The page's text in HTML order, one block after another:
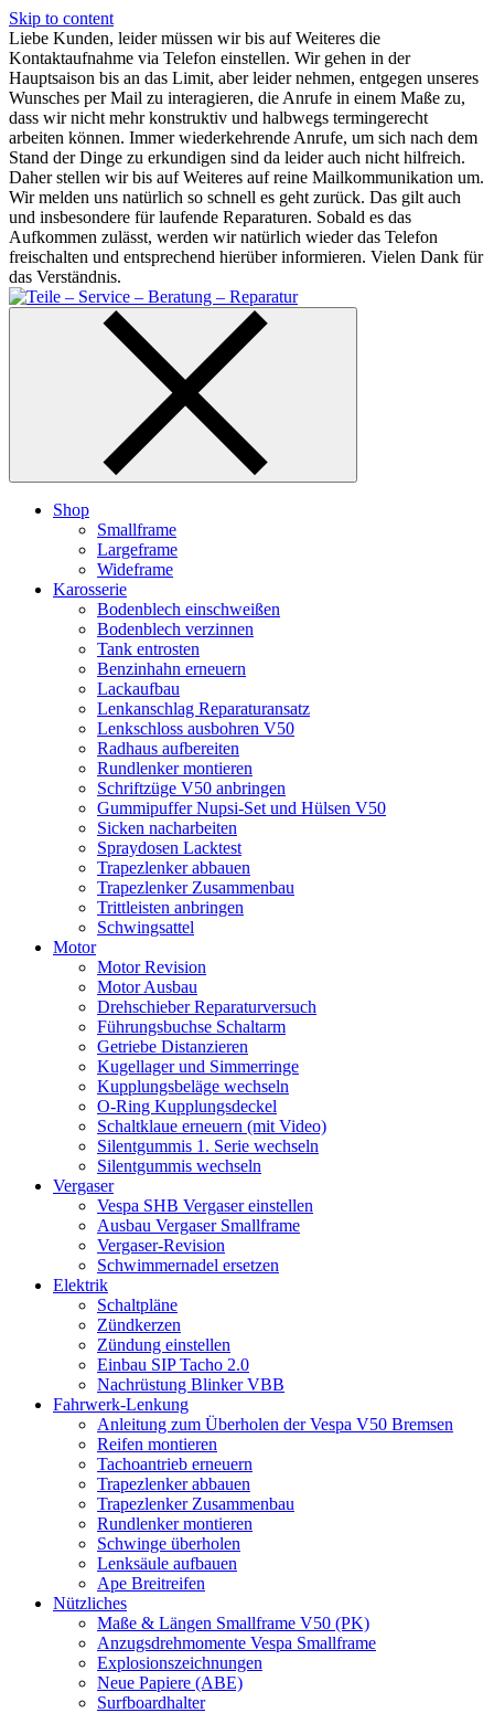
Skip to content
Liebe Kunden, leider müssen wir bis auf Weiteres die
Kontaktaufnahme via Telefon einstellen. Wir gehen in der
Hauptsaison bis an das Limit, aber leider nehmen, entgegen unseres
Wunsches per Mail zu interagieren, die Anrufe in einem Maße zu,
dass wir nicht mehr konstruktiv und halbwegs termingerecht
arbeiten können. Immer wiederkehrende Anrufe, um sich nach dem
Stand der Dinge zu erkundigen sind da leider auch nicht hilfreich.
Daher stellen wir bis auf Weiteres auf reine Mailkommunikation um.
Wir melden uns natürlich so schnell es geht zurück. Das gilt auch
und insbesondere für laufende Reparaturen. Sobald es das
Aufkommen zulässt, werden wir natürlich wieder das Telefon
freischalten und entsprechend hierüber informieren. Vielen Dank für
das Verständnis.
Shop
Smallframe
Largeframe
Wideframe
Karosserie
Bodenblech einschweißen
Bodenblech verzinnen
Tank entrosten
Benzinhahn erneuern
Lackaufbau
Lenkanschlag Reparaturansatz
Lenkschloss ausbohren V50
Radhaus aufbereiten
Rundlenker montieren
Schriftzüge V50 anbringen
Gummipuffer Nupsi-Set und Hülsen V50
Sicken nacharbeiten
Spraydosen Lacktest
Trapezlenker abbauen
Trapezlenker Zusammenbau
Trittleisten anbringen
Schwingsattel
Motor
Motor Revision
Motor Ausbau
Drehschieber Reparaturversuch
Führungsbuchse Schaltarm
Getriebe Distanzieren
Kugellager und Simmerringe
Kupplungsbeläge wechseln
O-Ring Kupplungsdeckel
Schaltklaue erneuern (mit Video)
Silentgummis 1. Serie wechseln
Silentgummis wechseln
Vergaser
Vespa SHB Vergaser einstellen
Ausbau Vergaser Smallframe
Vergaser-Revision
Schwimmernadel ersetzen
Elektrik
Schaltpläne
Zündkerzen
Zündung einstellen
Einbau SIP Tacho 2.0
Nachrüstung Blinker VBB
Fahrwerk-Lenkung
Anleitung zum Überholen der Vespa V50 Bremsen
Reifen montieren
Tachoantrieb erneuern
Trapezlenker abbauen
Trapezlenker Zusammenbau
Rundlenker montieren
Schwinge überholen
Lenksäule aufbauen
Ape Breitreifen
Nützliches
Maße & Längen Smallframe V50 (PK)
Anzugsdrehmomente Vespa Smallframe
Explosionszeichnungen
Neue Papiere (ABE)
Surfboardhalter